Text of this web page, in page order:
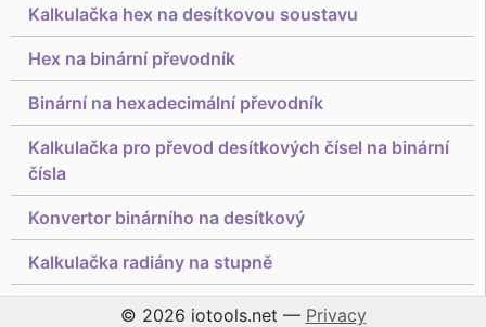
Kalkulačka hex na desítkovou soustavu
Hex na binární převodník
Binární na hexadecimální převodník
Kalkulačka pro převod desítkových čísel na binární
čísla
Konvertor binárního na desítkový
Kalkulačka radiány na stupně
© 2026 iotools.net — Privacy